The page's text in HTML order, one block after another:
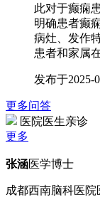
此对于癫痫
明确患者癫
病灶、发作
患者和家属
发布于2025-
更多问答
医院医生亲诊
更多
张涵医学博士
成都西南脑科医院